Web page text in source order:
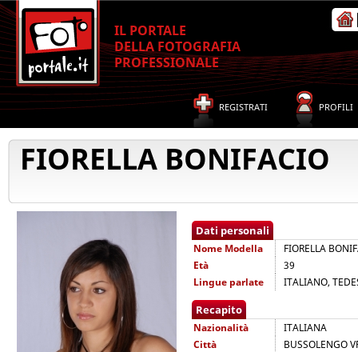
IL PORTALE
DELLA FOTOGRAFIA
PROFESSIONALE
REGISTRATI PROFILI
FIORELLA BONIFACIO
Dati personali
Nome Modella
FIORELLA
Età
39
Lingue parlate
ITALIANO,
Recapito
Nazionalità
ITALIANA
Città
BUSSOLENGO